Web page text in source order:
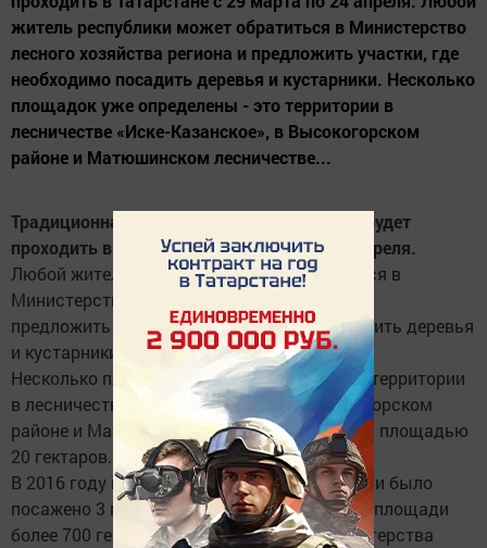
житель республики может обратиться в Министерство
лесного хозяйства региона и предложить участки, где
необходимо посадить деревья и кустарники. Несколько
площадок уже определены - это территории в
лесничестве «Иске-Казанское», в Высокогорском
районе и Матюшинском лесничестве...
Традиционная акция «День посадки леса» будет
проходить в Татарстане с 29 марта по 24 апреля.
Любой житель республики может обратиться в
Министерство лесного хозяйства региона и
предложить участки, где необходимо посадить деревья
и кустарники.
Несколько площадок уже определены - это территории
в лесничестве «Иске-Казанское», в Высокогорском
районе и Матюшинском лесничестве общей площадью
20 гектаров.
В 2016 году в рамках республиканской акции было
посажено 3 миллиона кустов и деревьев на площади
более 700 гектаров. К специалистам министерства